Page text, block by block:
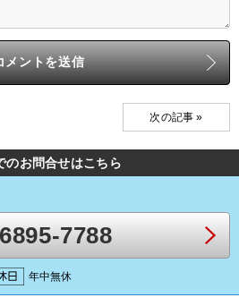
次の記事 »
のお問合せはこちら
7788
年中無休